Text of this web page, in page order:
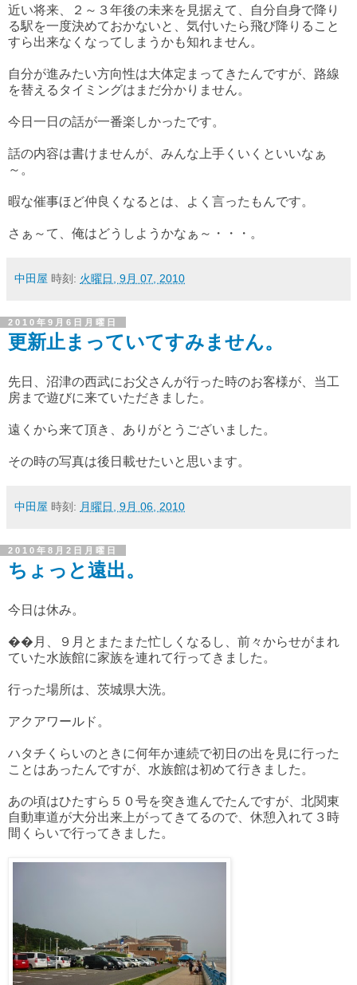
近い将来、２～３年後の未来を見据えて、自分自身で降り
る駅を一度決めておかないと、気付いたら飛び降りること
すら出来なくなってしまうかも知れません。
自分が進みたい方向性は大体定まってきたんですが、路線
を替えるタイミングはまだ分かりません。
今日一日の話が一番楽しかったです。
話の内容は書けませんが、みんな上手くいくといいなぁ
～。
暇な催事ほど仲良くなるとは、よく言ったもんです。
さぁ～て、俺はどうしようかなぁ～・・・。
中田屋 時刻: 火曜日, 9月 07, 2010
2010年9月6日月曜日
更新止まっていてすみません。
先日、沼津の西武にお父さんが行った時のお客様が、当工
房まで遊びに来ていただきました。
遠くから来て頂き、ありがとうございました。
その時の写真は後日載せたいと思います。
中田屋 時刻: 月曜日, 9月 06, 2010
2010年8月2日月曜日
ちょっと遠出。
今日は休み。
��月、９月とまたまた忙しくなるし、前々からせがまれ
ていた水族館に家族を連れて行ってきました。
行った場所は、茨城県大洗。
アクアワールド。
ハタチくらいのときに何年か連続で初日の出を見に行った
ことはあったんですが、水族館は初めて行きました。
あの頃はひたすら５０号を突き進んでたんですが、北関東
自動車道が大分出来上がってきてるので、休憩入れて３時
間くらいで行ってきました。